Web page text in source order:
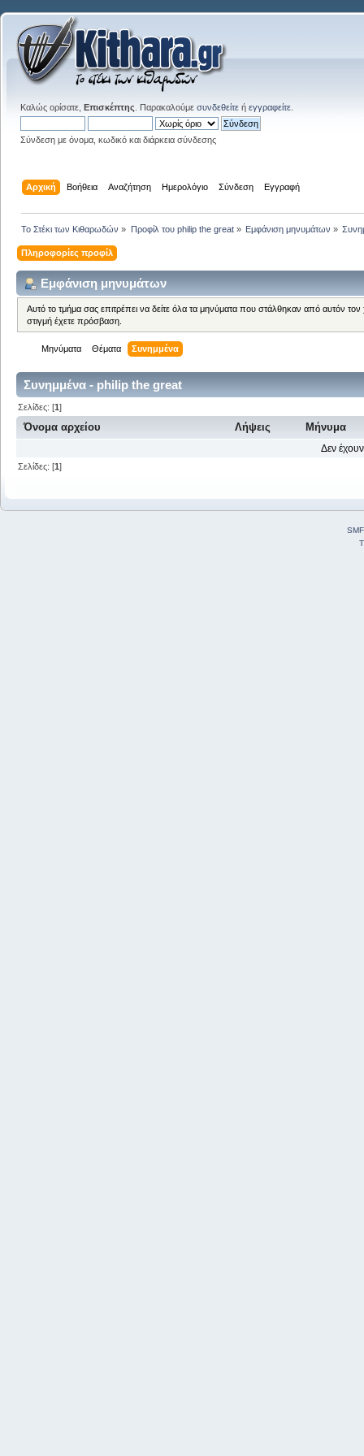
Καλώς ορίσατε, Επισκέπτης . Παρακαλούμε συνδεθείτε ή εγγραφείτε
Σύνδεση με όνομα, κωδικό και διάρκεια σύνδεσης
Αρχική Βοήθεια Αναζήτηση Ημερολόγιο Σύνδεση Εγγραφή
Το Στέκι των Κιθαρωδών » Προφίλ του philip the great» Εμφάνιση μηνυμάτων »
Πληροφορίες προφίλ
Εμφάνιση μηνυμάτων
Αυτό το τμήμα σας επιτρέπει να δείτε όλα τα μηνύματα που στάλθηκαν από αυτόν
στιγμή έχετε πρόσβαση.
Μηνύματα Θέματα Συνημμένα
Συνημμένα - philip the great
Σελίδες: [1]
Όνομα αρχείου Λήψεις Μήνυμα
Δεν
Σελίδες: [1]